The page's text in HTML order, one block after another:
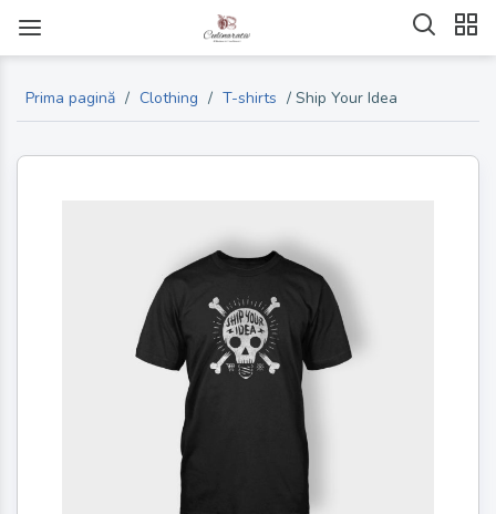
Prima pagină / Clothing / T-shirts / Ship Your Idea